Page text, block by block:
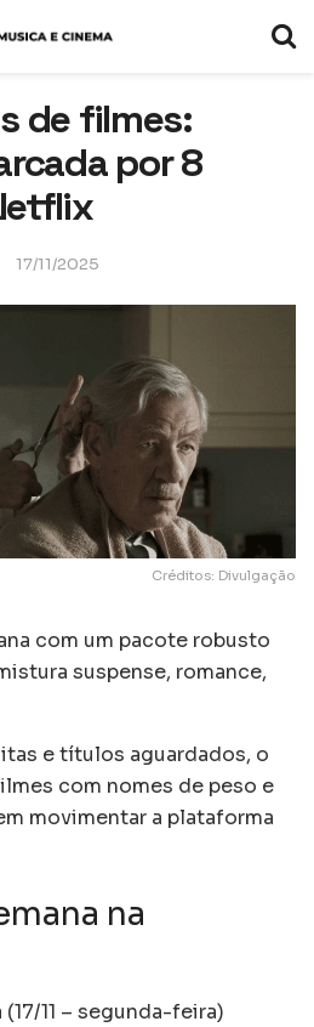
de filmes:
por 8
17/11/2025
Créditos: Divulgação
com um pacote robusto
suspense, romance,
e títulos aguardados, o
com nomes de peso e
movimentar a plataforma
na
11 – segunda-feira)